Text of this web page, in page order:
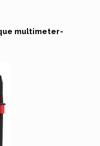
multimeter-